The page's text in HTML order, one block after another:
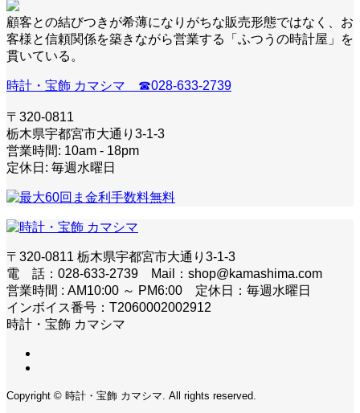
顧客との結びつきが希薄になりがちな販売形態ではなく、お
客様と信頼関係を築きながら営業する「ふつうの時計屋」を
貫いている。
時計・宝飾 カマシマ ☎028-633-2739
〒320-0811
栃木県宇都宮市大通り3-1-3
営業時間: 10am - 18pm
定休日: 毎週水曜日
〒320-0811 栃木県宇都宮市大通り3-1-3
電 話：028-633-2739 Mail：shop@kamashima.com
営業時間 : AM10:00 ～ PM6:00 定休日：毎週水曜日
インボイス番号：T2060002002912
時計・宝飾 カマシマ
Copyright © 時計・宝飾 カマシマ. All rights reserved.